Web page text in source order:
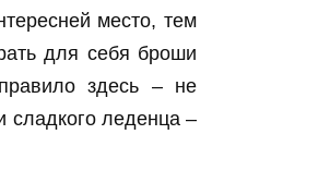
место, тем
для себя броши
здесь – не
сладкого леденца –